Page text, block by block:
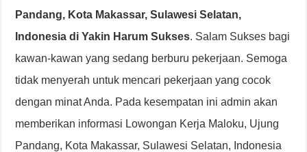
Pandang, Kota Makassar, Sulawesi Selatan,
Indonesia di Yakin Harum Sukses. Salam Sukses bagi
kawan-kawan yang sedang berburu pekerjaan. Semoga
tidak menyerah untuk mencari pekerjaan yang cocok
dengan minat Anda. Pada kesempatan ini admin akan
memberikan informasi Lowongan Kerja Maloku, Ujung
Pandang, Kota Makassar, Sulawesi Selatan, Indonesia